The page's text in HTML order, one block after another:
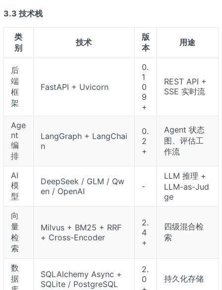
3.3 技术栈
类
别
技术
版
本
用途
后
端
框
架
FastAPI + Uvicorn
0.
1
0
9
+
REST API +
SSE 实时流
Age
nt
编
排
LangGraph + LangChai
n
0.
2
+
Agent 状态
图、评估工
作流
AI
模
型
DeepSeek / GLM / Qw
en / OpenAI
-
LLM 推理 +
LLM-as-Jud
ge
向
量
检
索
Milvus + BM25 + RRF
+ Cross-Encoder
2.
4
+
四级混合检
索
数
据
SQLAlchemy Async +
SQLite / PostgreSQL
2.
0
持久化存储